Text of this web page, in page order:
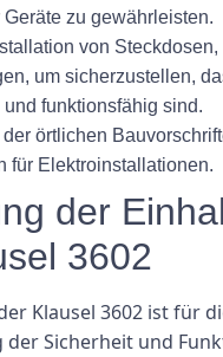
Geräte zu gewährleisten.
von
um sicherzustellen,
funktionsfähig sind.
örtlichen
für Elektroinstallationen.
der
3602
Klausel 3602 ist für
der Sicherheit und